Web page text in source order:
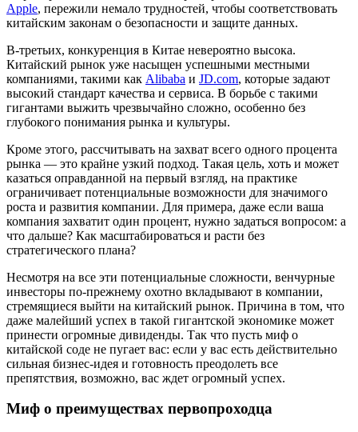
Apple, пережили немало трудностей, чтобы соответствовать
китайским законам о безопасности и защите данных.
В-третьих, конкуренция в Китае невероятно высока.
Китайский рынок уже насыщен успешными местными
компаниями, такими как Alibaba и JD.com, которые задают
высокий стандарт качества и сервиса. В борьбе с такими
гигантами выжить чрезвычайно сложно, особенно без
глубокого понимания рынка и культуры.
Кроме этого, рассчитывать на захват всего одного процента
рынка — это крайне узкий подход. Такая цель, хоть и может
казаться оправданной на первый взгляд, на практике
ограничивает потенциальные возможности для значимого
роста и развития компании. Для примера, даже если ваша
компания захватит один процент, нужно задаться вопросом: а
что дальше? Как масштабироваться и расти без
стратегического плана?
Несмотря на все эти потенциальные сложности, венчурные
инвесторы по-прежнему охотно вкладывают в компании,
стремящиеся выйти на китайский рынок. Причина в том, что
даже малейший успех в такой гигантской экономике может
принести огромные дивиденды. Так что пусть миф о
китайской соде не пугает вас: если у вас есть действительно
сильная бизнес-идея и готовность преодолеть все
препятствия, возможно, вас ждет огромный успех.
Миф о преимуществах первопроходца